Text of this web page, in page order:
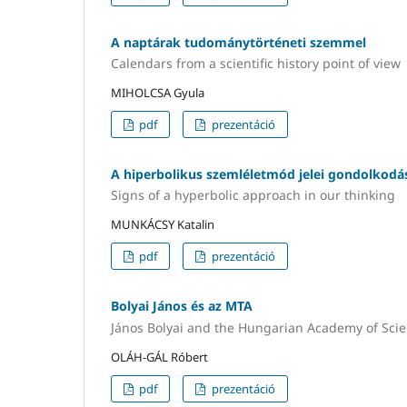
A naptárak tudománytörténeti szemmel
Calendars from a scientific history point of view
MIHOLCSA Gyula
pdf
prezentáció
A hiperbolikus szemléletmód jelei
Signs of a hyperbolic approach in our thinking
MUNKÁCSY Katalin
pdf
prezentáció
Bolyai János és az MTA
János Bolyai and the Hungarian Academy of
OLÁH-GÁL Róbert
pdf
prezentáció